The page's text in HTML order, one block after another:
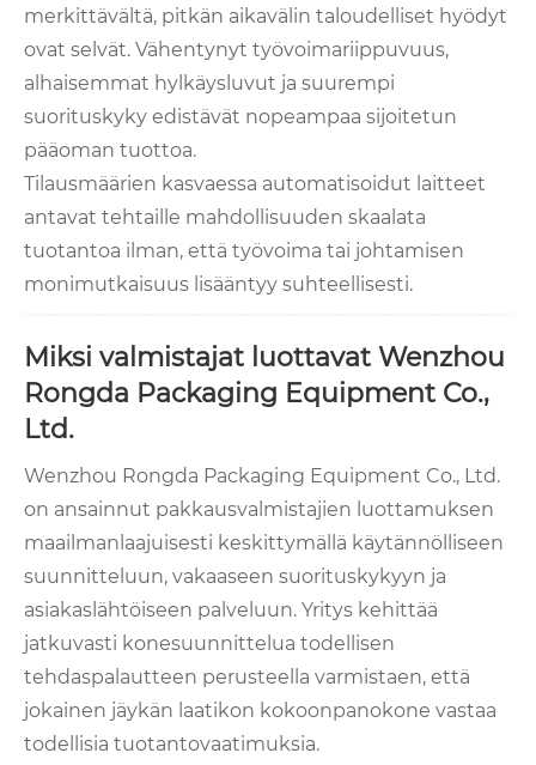
merkittävältä, pitkän aikavälin taloudelliset hyödyt
ovat selvät. Vähentynyt työvoimariippuvuus,
alhaisemmat hylkäysluvut ja suurempi
suorituskyky edistävät nopeampaa sijoitetun
pääoman tuottoa.
Tilausmäärien kasvaessa automatisoidut laitteet
antavat tehtaille mahdollisuuden skaalata
tuotantoa ilman, että työvoima tai johtamisen
monimutkaisuus lisääntyy suhteellisesti.
Miksi valmistajat luottavat Wenzhou
Rongda Packaging Equipment Co.,
Ltd.
Wenzhou Rongda Packaging Equipment Co., Ltd.
on ansainnut pakkausvalmistajien luottamuksen
maailmanlaajuisesti keskittymällä käytännölliseen
suunnitteluun, vakaaseen suorituskykyyn ja
asiakaslähtöiseen palveluun. Yritys kehittää
jatkuvasti konesuunnittelua todellisen
tehdaspalautteen perusteella varmistaen, että
jokainen jäykän laatikon kokoonpanokone vastaa
todellisia tuotantovaatimuksia.